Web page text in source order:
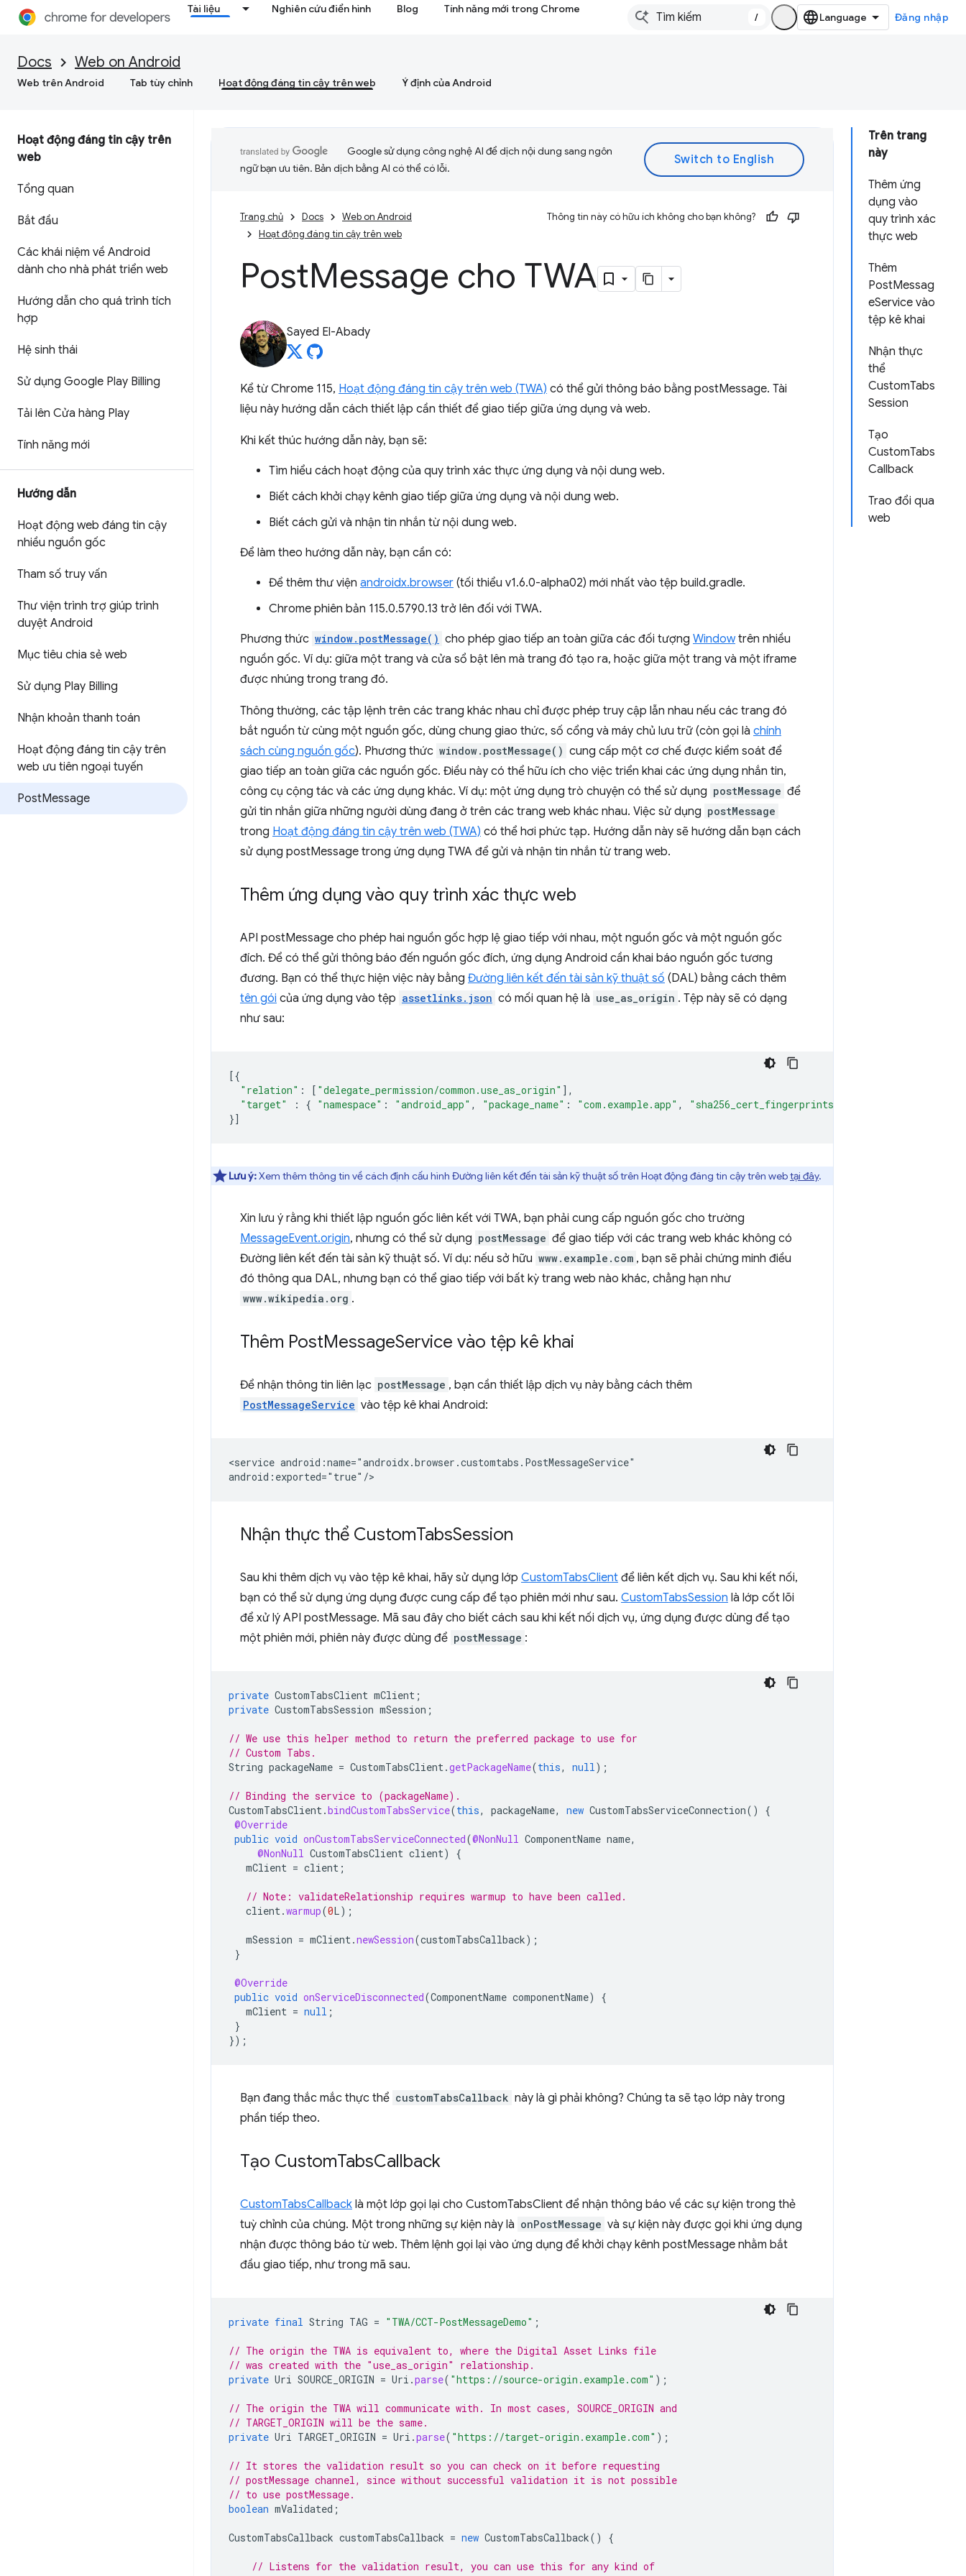
Tài liệu Nghiên cứu điển hình Blog Tính năng mới trong Chrome
/ Đăng nhập
Docs Web on Android
Web trên Android Tab tùy chỉnh Hoạt động đáng tin cậy trên web Ý định của Android
Hoạt động đáng tin cậy trên
web
Tổng quan
Bắt đầu
Các khái niệm về Android
dành cho nhà phát triển web
Hướng dẫn cho quá trình tích
hợp
Hệ sinh thái
Sử dụng Google Play Billing
Tải lên Cửa hàng Play
Tính năng mới
Hướng dẫn
Hoạt động web đáng tin cậy
nhiều nguồn gốc
Tham số truy vấn
Thư viện trình trợ giúp trình
duyệt Android
Mục tiêu chia sẻ web
Sử dụng Play Billing
Nhận khoản thanh toán
Hoạt động đáng tin cậy trên
web ưu tiên ngoại tuyến
PostMessage
Trên trang
này
Thêm ứng
dụng vào
quy trình xác
thực web
Thêm
PostMessag
eService vào
tệp kê khai
Nhận thực
thể
CustomTabs
Session
Tạo
CustomTabs
Callback
Trao đổi qua
web
Google sử dụng công nghệ AI để dịch nội dung sang ngôn
ngữ bạn ưu tiên. Bản dịch bằng AI có thể có lỗi.
Trang chủ Docs
Web on Android
Hoạt động đáng tin cậy trên web
Thông tin này có hữu ích không cho bạn không?
PostMessage cho TWA
Sayed El-Abady
Kể từ Chrome 115, Hoạt động đáng tin cậy trên web (TWA) có thể gửi thông báo bằng postMessage. Tài
liệu này hướng dẫn cách thiết lập cần thiết để giao tiếp giữa ứng dụng và web.
Khi kết thúc hướng dẫn này, bạn sẽ:
Tìm hiểu cách hoạt động của quy trình xác thực ứng dụng và nội dung web.
Biết cách khởi chạy kênh giao tiếp giữa ứng dụng và nội dung web.
Biết cách gửi và nhận tin nhắn từ nội dung web.
Để làm theo hướng dẫn này, bạn cần có:
Để thêm thư viện androidx.browser (tối thiểu v1.6.0-alpha02) mới nhất vào tệp build.gradle.
Chrome phiên bản 115.0.5790.13 trở lên đối với TWA.
Phương thức window.postMessage() cho phép giao tiếp an toàn giữa các đối tượng Windowtrên nhiều
nguồn gốc. Ví dụ: giữa một trang và cửa sổ bật lên mà trang đó tạo ra, hoặc giữa một trang và một iframe
được nhúng trong trang đó.
Thông thường, các tập lệnh trên các trang khác nhau chỉ được phép truy cập lẫn nhau nếu các trang đó
bắt nguồn từ cùng một nguồn gốc, dùng chung giao thức, số cổng và máy chủ lưu trữ (còn gọi là chính
sách cùng nguồn gốc). Phương thức window.postMessage() cung cấp một cơ chế được kiểm soát để
giao tiếp an toàn giữa các nguồn gốc. Điều này có thể hữu ích cho việc triển khai các ứng dụng nhắn tin,
công cụ cộng tác và các ứng dụng khác. Ví dụ: một ứng dụng trò chuyện có thể sử dụng postMessage để
gửi tin nhắn giữa những người dùng đang ở trên các trang web khác nhau. Việc sử dụng postMessage
trong Hoạt động đáng tin cậy trên web (TWA) có thể hơi phức tạp. Hướng dẫn này sẽ hướng dẫn bạn cách
sử dụng postMessage trong ứng dụng TWA để gửi và nhận tin nhắn từ trang web.
Thêm ứng dụng vào quy trình xác thực web
API postMessage cho phép hai nguồn gốc hợp lệ giao tiếp với nhau, một nguồn gốc và một nguồn gốc
đích. Để có thể gửi thông báo đến nguồn gốc đích, ứng dụng Android cần khai báo nguồn gốc tương
đương. Bạn có thể thực hiện việc này bằng Đường liên kết đến tài sản kỹ thuật số (DAL) bằng cách thêm
tên gói của ứng dụng vào tệp assetlinks.json có mối quan hệ là use_as_origin . Tệp này sẽ có dạng
như sau:
[{
"relation" : [ "delegate_permission/common.use_as_origin" ],
"target"
: { "namespace" : "android_app" , "package_name" : "com.example.app" , "sha256_cert_fingerprints"
}]
Lưu ý:Xem thêm thông tin về cách định cấu hình Đường liên kết đến tài sản kỹ thuật số trên Hoạt động đáng tin cậy trên webtại đây.
Xin lưu ý rằng khi thiết lập nguồn gốc liên kết với TWA, bạn phải cung cấp nguồn gốc cho trường
MessageEvent.origin, nhưng có thể sử dụng postMessage để giao tiếp với các trang web khác không có
Đường liên kết đến tài sản kỹ thuật số. Ví dụ: nếu sở hữu www.example.com , bạn sẽ phải chứng minh điều
đó thông qua DAL, nhưng bạn có thể giao tiếp với bất kỳ trang web nào khác, chẳng hạn như
www.wikipedia.org .
Thêm PostMessageService vào tệp kê khai
Để nhận thông tin liên lạc postMessage , bạn cần thiết lập dịch vụ này bằng cách thêm
PostMessageService vào tệp kê khai Android:
<service android:name="androidx.browser.customtabs.PostMessageService"
Nhận thực thể CustomTabsSession
Sau khi thêm dịch vụ vào tệp kê khai, hãy sử dụng lớp CustomTabsClient để liên kết dịch vụ. Sau khi kết nối,
bạn có thể sử dụng ứng dụng được cung cấp để tạo phiên mới như sau. CustomTabsSession là lớp cốt lõi
để xử lý API postMessage. Mã sau đây cho biết cách sau khi kết nối dịch vụ, ứng dụng được dùng để tạo
một phiên mới, phiên này được dùng để postMessage :
private CustomTabsClient mClient ;
private CustomTabsSession mSession ;
// We use this helper method to return the preferred package to use for
// Custom Tabs.
String packageName = CustomTabsClient.getPackageName(this, null);
// Binding the service to (packageName).
CustomTabsClient.bindCustomTabsService(this, packageName, new CustomTabsServiceConnection()
{
@Override
public void onCustomTabsServiceConnected(@NonNull ComponentName name,
@NonNull CustomTabsClient client)
{
mClient = client ;
// Note: validateRelationship requires warmup to have been called.
client.warmup(0L);
mSession = mClient.newSession(customTabsCallback);
}
@Override
public void onServiceDisconnected(ComponentName componentName)
{
mClient = null ;
}
});
Bạn đang thắc mắc thực thể customTabsCallback này là gì phải không? Chúng ta sẽ tạo lớp này trong
phần tiếp theo.
Tạo CustomTabsCallback
CustomTabsCallback là một lớp gọi lại cho CustomTabsClient để nhận thông báo về các sự kiện trong thẻ
tuỳ chỉnh của chúng. Một trong những sự kiện này là onPostMessage và sự kiện này được gọi khi ứng dụng
nhận được thông báo từ web. Thêm lệnh gọi lại vào ứng dụng để khởi chạy kênh postMessage nhằm bắt
đầu giao tiếp, như trong mã sau.
private final String TAG = "TWA/CCT-PostMessageDemo" ;
// The origin the TWA is equivalent to, where the Digital Asset Links file
// was created with the "use_as_origin" relationship.
private Uri SOURCE_ORIGIN = Uri .parse( "https://source-origin.example.com" );
// The origin the TWA will communicate with. In most cases, SOURCE_ORIGIN and
// TARGET_ORIGIN will be the same.
private Uri TARGET_ORIGIN = Uri .parse( "https://target-origin.example.com" );
// It stores the validation result so you can check on it before requesting
// postMessage channel, since without successful validation it is not possible
// to use postMessage.
boolean mValidated ;
CustomTabsCallback customTabsCallback = new CustomTabsCallback() {
// Listens for the validation result, you can use this for any kind of